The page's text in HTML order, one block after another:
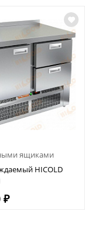
ящиками
HICOLD
₽